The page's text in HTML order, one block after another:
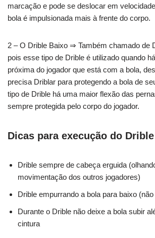
marcação e pode se deslocar em
bola é impulsionada mais à frente do corpo.
2 – O Drible Baixo ⇒ Também chamado de
pois esse tipo de Drible é utilizado quando
próxima do jogador que está com a bola,
precisa Driblar para protegendo a bola de
tipo de Drible há uma maior flexão das
sempre protegida pelo corpo do jogador.
Dicas para execução do Drible
Drible sempre de cabeça erguida
movimentação dos outros jogadores)
Drible empurrando a bola para baixo
Durante o Drible não deixe a bola subir
cintura